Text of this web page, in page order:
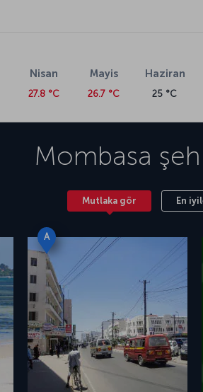
Nisan
27.8 °C
Mayis
26.7 °C
Haziran
25 °C
Mombasa
Mutlaka gör En
A